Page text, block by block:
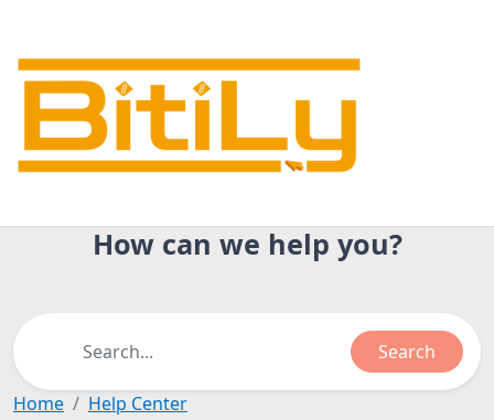
How can we help you?
Search
Home Help Center